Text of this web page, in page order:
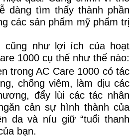
dàng tìm thấy thành phần
các sản phẩm mỹ phẩm trị
cũng như lợi ích của hoạt
1000 cụ thể như thế nào:
trong AC Care 1000 có tác
chống viêm, làm dịu các
đẩy lùi các tác nhân
cản sự hình thành của
da và níu giữ “tuổi thanh
bạn.